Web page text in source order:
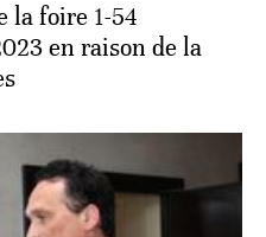
la foire 1-54
en raison de la